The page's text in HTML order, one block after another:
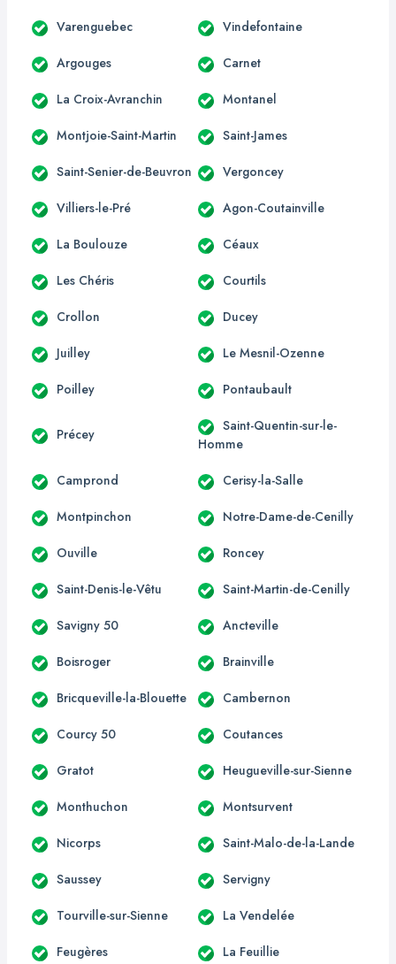
Varenguebec Vindefontaine
Argouges Carnet
La Croix-Avranchin Montanel
Montjoie-Saint-Martin Saint-James
Saint-Senier-de-Beuvron Vergoncey
Villiers-le-Pré Agon-Coutainville
La Boulouze Céaux
Les Chéris Courtils
Crollon Ducey
Juilley Le Mesnil-Ozenne
Poilley Pontaubault
Précey
Saint-Quentin-sur-le-
Homme
Camprond Cerisy-la-Salle
Montpinchon Notre-Dame-de-Cenilly
Ouville Roncey
Saint-Denis-le-Vêtu Saint-Martin-de-Cenilly
Savigny 50 Ancteville
Boisroger Brainville
Bricqueville-la-Blouette Cambernon
Courcy 50 Coutances
Gratot Heugueville-sur-Sienne
Monthuchon Montsurvent
Nicorps Saint-Malo-de-la-Lande
Saussey Servigny
Tourville-sur-Sienne La Vendelée
Feugères La Feuillie